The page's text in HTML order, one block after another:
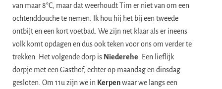
van maar 8°C, maar dat weerhoudt Tim er niet van om een
ochtenddouche te nemen. Ik hou hij het bij een tweede
ontbijt en een kort voetbad. We zijn net klaar als er ineens
volk komt opdagen en dus ook teken voor ons om verder te
trekken. Het volgende dorp is Niederehe . Een lieflijk
dorpje met een Gasthof, echter op maandag en dinsdag
gesloten. Om 11u zijn we in Kerpenwaar we langs een